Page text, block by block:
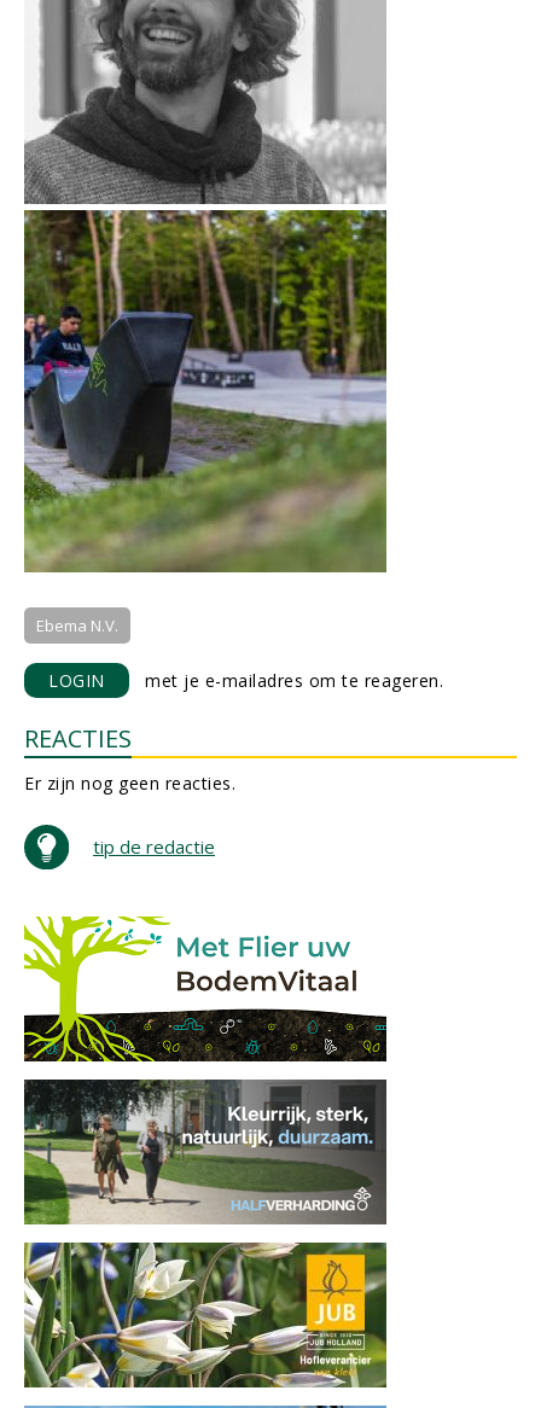
Ebema N.V.
LOGIN met je e-mailadres om te reageren.
REACTIES
Er zijn nog geen reacties.
tip de redactie